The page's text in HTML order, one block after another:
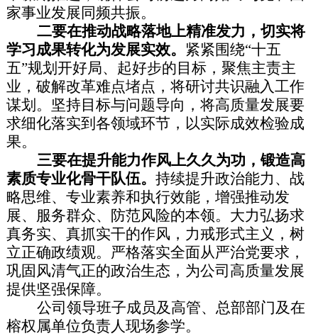
家事业发展同频共振。
二要在推动战略落地上精准发力，切实将
学习成果转化为发展实效。 紧紧围绕“十五
五”规划开好局、起好步的目标，聚焦主责主
业，破解改革难点堵点，将研讨共识融入工作
谋划。坚持目标与问题导向，将高质量发展要
求细化落实到各领域环节，以实际成效检验成
果。
三要在提升能力作风上久久为功，锻造高
素质专业化骨干队伍。 持续提升政治能力、战
略思维、专业素养和执行效能，增强推动发
展、服务群众、防范风险的本领。大力弘扬求
真务实、真抓实干的作风，力戒形式主义，树
立正确政绩观。严格落实全面从严治党要求，
巩固风清气正的政治生态，为公司高质量发展
提供坚强保障。
公司领导班子成员及高管、总部部门及在
榕权属单位负责人现场参学。